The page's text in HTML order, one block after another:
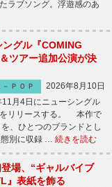
ラブソング。浮遊感のあ
グル『COMING
ツアー追加公演が決
－ＰＯＰ
2026年8月10日
月4日にニューシングル
をリリースする。 本作で
、ひとつのブランドとし
態別に収録 … 続きを読む
場、“ギャルバイブ
』表紙を飾る